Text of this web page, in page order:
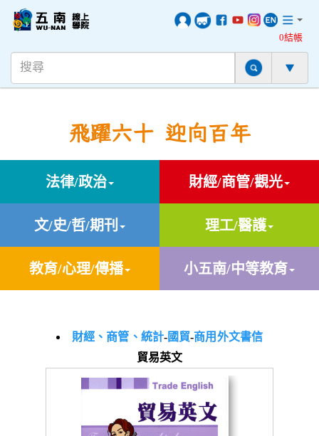
0結帳
飛躍六十 迎向百年
法律/政治 財經/商管/觀光
文/史/哲/期刊 理工/醫護
教育/心理/傳播 小五南/中等教育
財經、商管、統計-國貿-商用外文書信
貿易英文